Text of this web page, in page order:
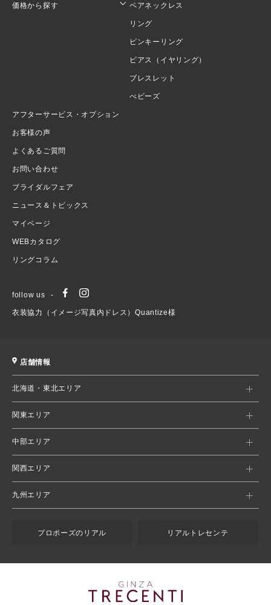
価格から探す ペアネックレス
リング
ピンキーリング
ピアス（イヤリング）
ブレスレット
べビーズ
アフターサービス・オプション
お客様の声
よくあるご質問
お問い合わせ
ブライダルフェア
ニュース＆トピックス
マイページ
WEBカタログ
リングコラム
follow us
衣装協力（イメージ写真内ドレス）Quantize様
店舗情報
北海道・東北エリア
関東エリア
中部エリア
関西エリア
九州エリア
プロポーズのリアル リアルトレセンテ